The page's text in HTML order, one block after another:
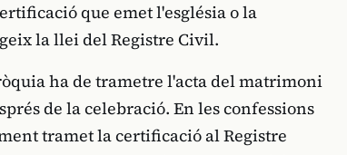
que emet l'església o la
la llei del Registre Civil.
ha de trametre l'acta del matrimoni
de la celebració. En les confessions
tramet la certificació al Registre